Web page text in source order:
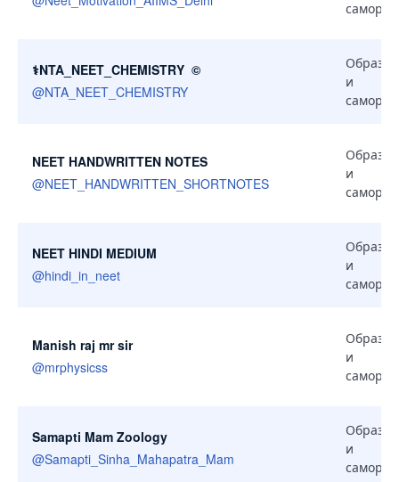
⚕️NTA_NEET_CHEMISTRY ️ ©️
@NTA_NEET_CHEMISTRY
и
NEET HANDWRITTEN NOTES
@NEET_HANDWRITTEN_SHORTNOTES
и
NEET HINDI MEDIUM
@hindi_in_neet
и
Manish raj mr sir
@mrphysicss
и
Samapti Mam Zoology
@Samapti_Sinha_Mahapatra_Mam
и